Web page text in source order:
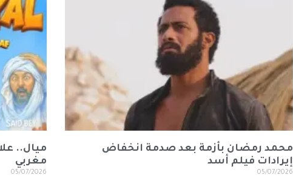
محمد رمضان بأزمة بعد صدمة انخفاض
إيرادات فيلم أسد
05/07/2026
ميال..
مغربي
05/07/2026